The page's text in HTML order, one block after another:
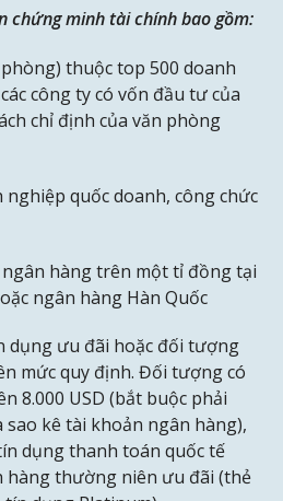
chứng minh tài chính bao gồm:
thuộc top 500 doanh
công ty có vốn đầu tư của
chỉ định của văn phòng
nghiệp quốc doanh, công chức
hàng trên một tỉ đồng tại
ngân hàng Hàn Quốc
dụng ưu đãi hoặc đối tượng
mức quy định. Đối tượng có
8.000 USD (bắt buộc phải
kê tài khoản ngân hàng),
dụng thanh toán quốc tế
hàng thường niên ưu đãi (thẻ